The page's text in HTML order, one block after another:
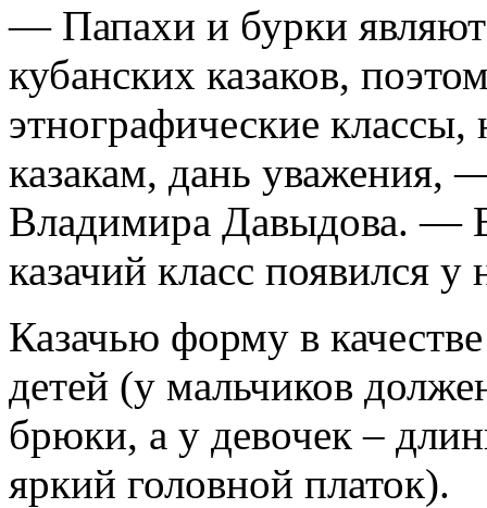
— Папахи и бурки
кубанских казаков,
этнографические
казакам, дань уважения,
Владимира Давыдова. —
казачий класс появился
Казачью форму в
детей (у мальчиков
брюки, а у девочек –
яркий головной платок).